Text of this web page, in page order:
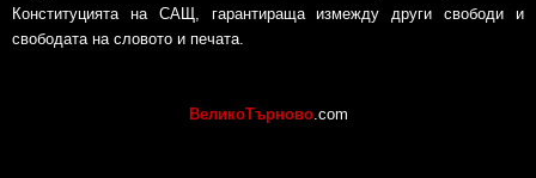
Конституцията на САЩ, гарантираща измежду други свободи и
свободата на словото и печата.
ВеликоТърново.com